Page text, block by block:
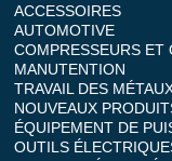
ACCESSOIRES
AUTOMOTIVE
COMPRESSEURS ET
MANUTENTION
TRAVAIL DES
NOUVEAUX
ÉQUIPEMENT DE
OUTILS